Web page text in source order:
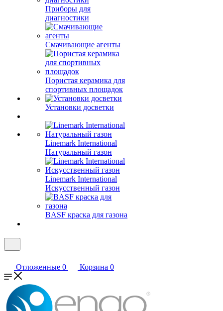
Приборы для
диагностики
Смачивающие агенты
Пористая керамика для
спортивных площадок
Установки досветки
Linemark International
Натуральный газон
Linemark International
Искусственный газон
BASF краска для газона
Отложенные 0 Корзина 0